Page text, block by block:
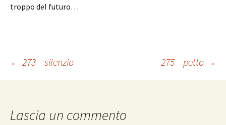
troppo del futuro…
Navigazione
← 273 – silenzio 275 – petto →
Lascia un commento